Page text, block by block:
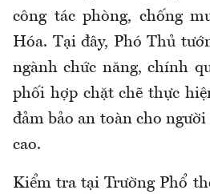
công tác phòng, chống
Hóa. Tại đây, Phó Thủ
ngành chức năng, chính
phối hợp chặt chẽ thực
đảm bảo an toàn cho
cao.
Kiểm tra tại Trường Phổ